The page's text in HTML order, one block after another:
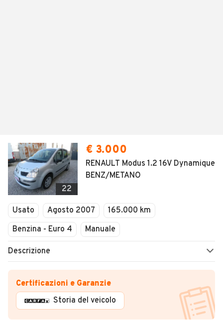
22
€ 3.000
RENAULT Modus 1.2 16V Dynamique
BENZ/METANO
Usato Agosto 2007
165.000 km
Benzina - Euro 4
Manuale
Descrizione
Certificazioni e Garanzie
Storia del veicolo